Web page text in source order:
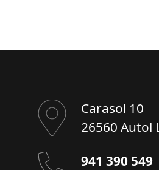
Carasol 10
26560 Autol
941 390 549